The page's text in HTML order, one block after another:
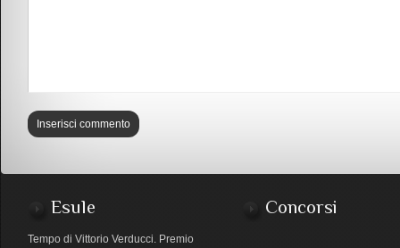
Esule
Tempo di Vittorio Verducci. Premio
Concorsi